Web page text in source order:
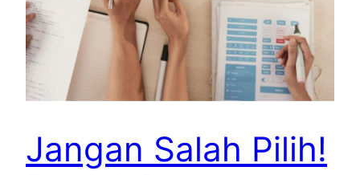
Jangan Salah Pilih!